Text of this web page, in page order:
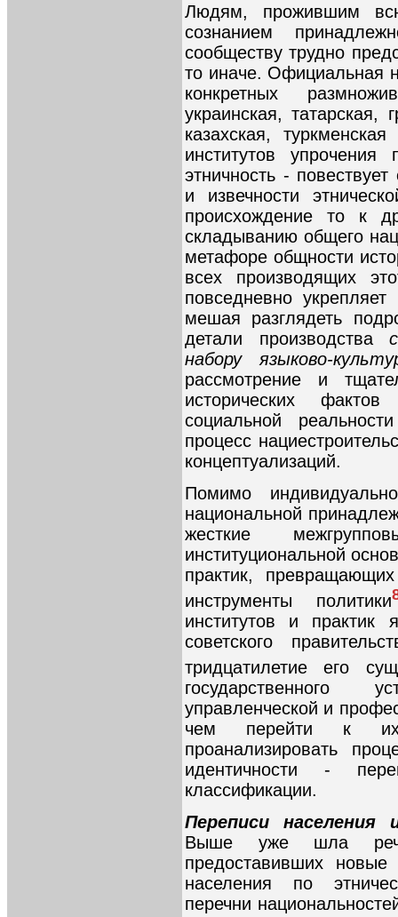
Людям, прожившим
сознанием
сообществу трудно
то иначе. Официальная
конкретных
украинская, татарская,
казахская,
институтов упрочения
этничность -
и извечности
происхождение то к
складыванию общего
метафоре общности
всех производящих
повседневно
мешая разглядеть
детали производства
набору языково-
рассмотрение и
исторических
социальной
процесс
концептуализаций.
Помимо
национальной
жесткие
институциональной
практик,
инструменты политики
институтов и практик
советского
тридцатилетие его
управленческой и
чем перейти к их
проанализировать
идентичности -
классификации.
Переписи населения
Выше уже шла речь
предоставивших новые
населения по
перечни